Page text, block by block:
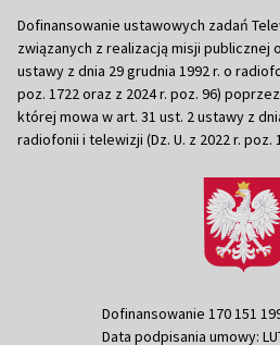
Dofinansowanie ustawowych zadań
związanych z realizacją misji publicznej
ustawy z dnia 29 grudnia 1992 r. o
poz. 1722 oraz z 2024 r. poz. 96)
której mowa w art. 31 ust. 2 ustawy z
radiofonii i telewizji (Dz. U. z 2022 r. poz.
Dofinansowanie 170 151
Data podpisania umowy: